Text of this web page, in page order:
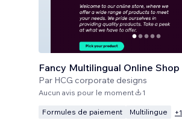
Fancy Multilingual Online Shop
Par HCG corporate designs
Aucun avis pour le moment 1
Formules de paiement Multilingue +1